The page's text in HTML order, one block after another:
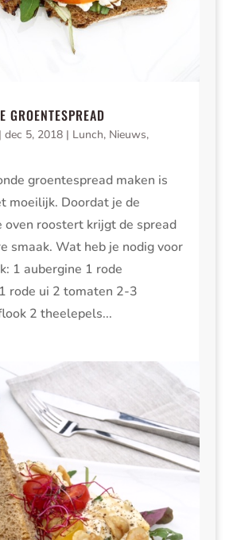
GROENTESPREAD
dec 5, 2018| Lunch, Nieuws,
groentespread maken is
moeilijk. Doordat je de
oven roostert krijgt de spread
smaak. Wat heb je nodig voor
1 aubergine 1 rode
rode ui 2 tomaten 2-3
2 theelepels...